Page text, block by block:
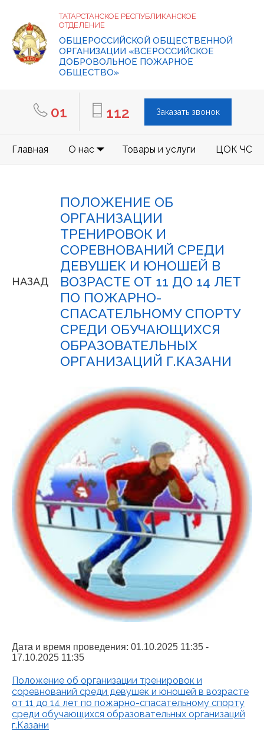
ТАТАРСТАНСКОЕ РЕСПУБЛИКАНСКОЕ
ОТДЕЛЕНИЕ
ОБЩЕРОССИЙСКОЙ ОБЩЕСТВЕННОЙ
ОРГАНИЗАЦИИ «ВСЕРОССИЙСКОЕ
ДОБРОВОЛЬНОЕ ПОЖАРНОЕ
ОБЩЕСТВО»
01 112 Заказать звонок
Главная О нас Товары и услуги ЦОК ЧС
НАЗАД
ПОЛОЖЕНИЕ ОБ
ОРГАНИЗАЦИИ
ТРЕНИРОВОК И
СОРЕВНОВАНИЙ СРЕДИ
ДЕВУШЕК И ЮНОШЕЙ В
ВОЗРАСТЕ ОТ 11 ДО 14 ЛЕТ
ПО ПОЖАРНО-
СПАСАТЕЛЬНОМУ СПОРТУ
СРЕДИ ОБУЧАЮЩИХСЯ
ОБРАЗОВАТЕЛЬНЫХ
ОРГАНИЗАЦИЙ Г.КАЗАНИ
Дата и время проведения: 01.10.2025 11:35 -
17.10.2025 11:35
Положение об организации тренировок и
соревнований среди девушек и юношей в возрасте
от 11 до 14 лет по пожарно-спасательному спорту
среди обучающихся образовательных организаций
г.Казани